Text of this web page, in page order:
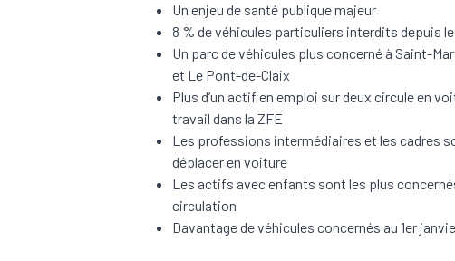
Un enjeu de santé publique majeur
8 % de véhicules particuliers interdits depuis le
Un parc de véhicules plus concerné à Saint-
et Le Pont-de-Claix
Plus d’un actif en emploi sur deux circule en
travail dans la ZFE
Les professions intermédiaires et les cadres
déplacer en voiture
Les actifs avec enfants sont les plus
circulation
Davantage de véhicules concernés au 1er